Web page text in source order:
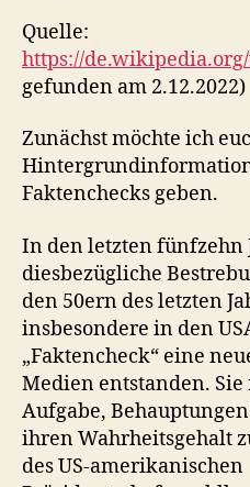
Quelle:
https://
gefunden am 2.12.2022)
Zunächst möchte ich
Faktenchecks geben.
In den letzten fünfzehn
diesbezügliche
den 50ern des letzten
insbesondere in den
„Faktencheck“ eine
Medien entstanden. Sie
Aufgabe,
ihren Wahrheitsgehalt
des US-amerikanischen